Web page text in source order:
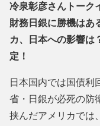
冷泉彰彦さんトーク
財務日銀に勝機はあ
カ、日本への影響は
定！
日本国内では国債利
省・日銀が必死の防
挟んだアメリカでは